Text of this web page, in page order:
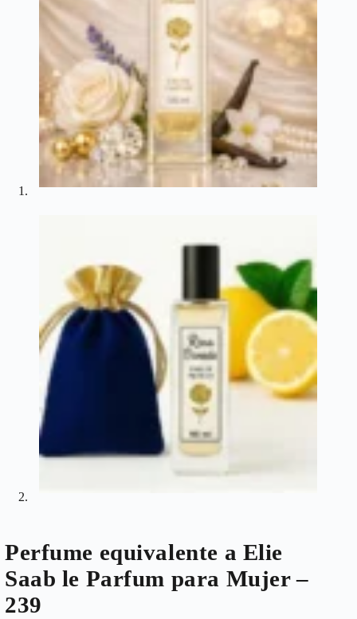
Perfume equivalente a Elie
Saab le Parfum para Mujer –
239